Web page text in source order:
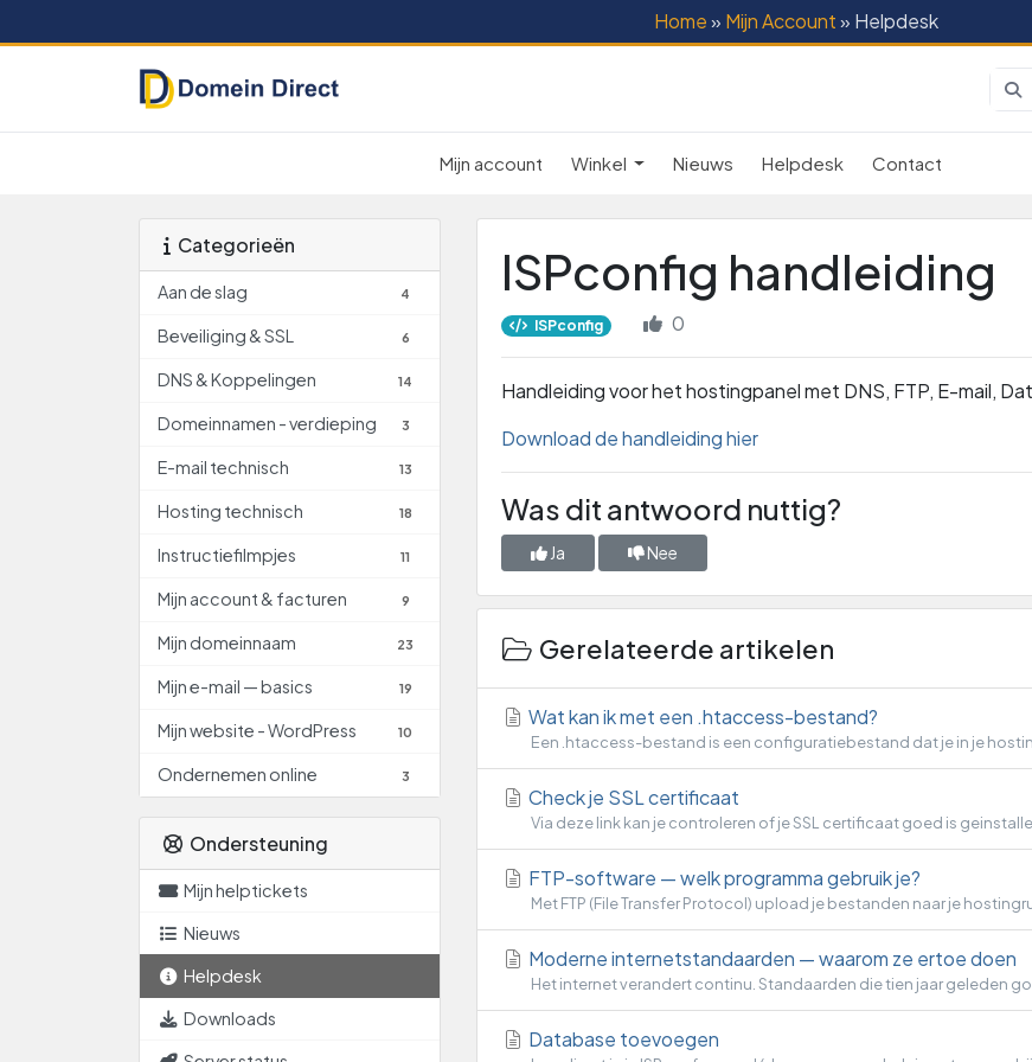
Home» Mijn Account» Helpdesk
Mijn account Winkel Nieuws Helpdesk Contact
Categorieën
Aan de slag 4
Beveiliging & SSL 6
DNS & Koppelingen 14
Domeinnamen - verdieping 3
E-mail technisch 13
Hosting technisch 18
Instructiefilmpjes 11
Mijn account & facturen 9
Mijn domeinnaam 23
Mijn e-mail — basics 19
Mijn website - WordPress 10
Ondernemen online 3
Ondersteuning
Mijn helptickets
Nieuws
Helpdesk
Downloads
ISPconfig handleiding
ISPconfig 0
Handleiding voor het hostingpanel met DNS, FTP, E-mail,
Download de handleiding hier
Was dit antwoord nuttig?
Ja Nee
Gerelateerde artikelen
Wat kan ik met een .htaccess-bestand?
Een .htaccess-bestand is een configuratiebestand dat je in je
Check je SSL certificaat
Via deze link kan je controleren of je SSL certificaat goed is
FTP-software — welk programma gebruik je?
Met FTP (File Transfer Protocol) upload je bestanden naar je
Moderne internetstandaarden — waarom ze ertoe doen
Het internet verandert continu. Standaarden die tien jaar geleden
Database toevoegen